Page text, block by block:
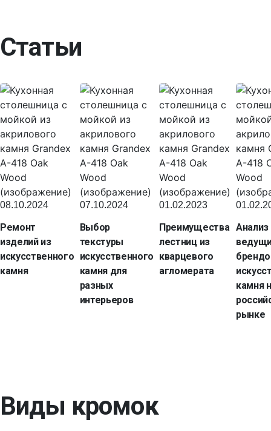
Статьи
08.10.2024
Ремонт
изделий из
искусственного
камня
07.10.2024
Выбор
текстуры
искусственного
камня для
разных
интерьеров
01.02.2023
Преимущества
лестниц из
кварцевого
агломерата
Анализ
камня
рынке
Виды кромок